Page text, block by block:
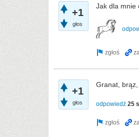
+1
głos
Jak dla mnie
+1
głos
Granat, brąz,
odpowiedź 25